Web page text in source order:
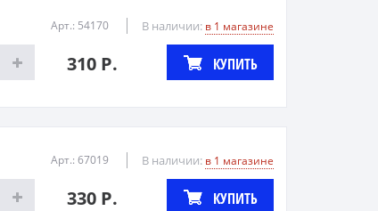
Арт.: 54170 В наличии: в 1 магазине
310 Р. КУПИТЬ
Арт.: 67019 В наличии: в 1 магазине
330 Р. КУПИТЬ